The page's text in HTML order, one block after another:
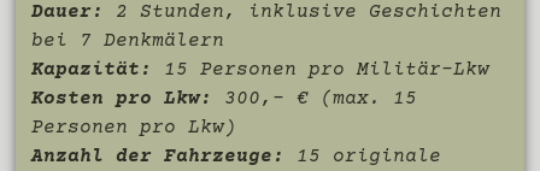
Dauer:
2 Stunden, inklusive Geschichten
bei 7 Denkmälern
Kapazität:
15 Personen pro Militär-Lkw
Kosten pro Lkw: 300,– € (max. 15
Personen pro Lkw)
Anzahl der Fahrzeuge:
15 originale